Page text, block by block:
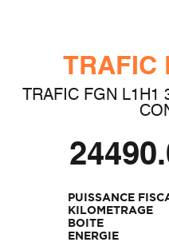
TRAFIC
TRAFIC FGN L1H1
PUISSANCE
KILOMETRAGE
BOITE
ENERGIE